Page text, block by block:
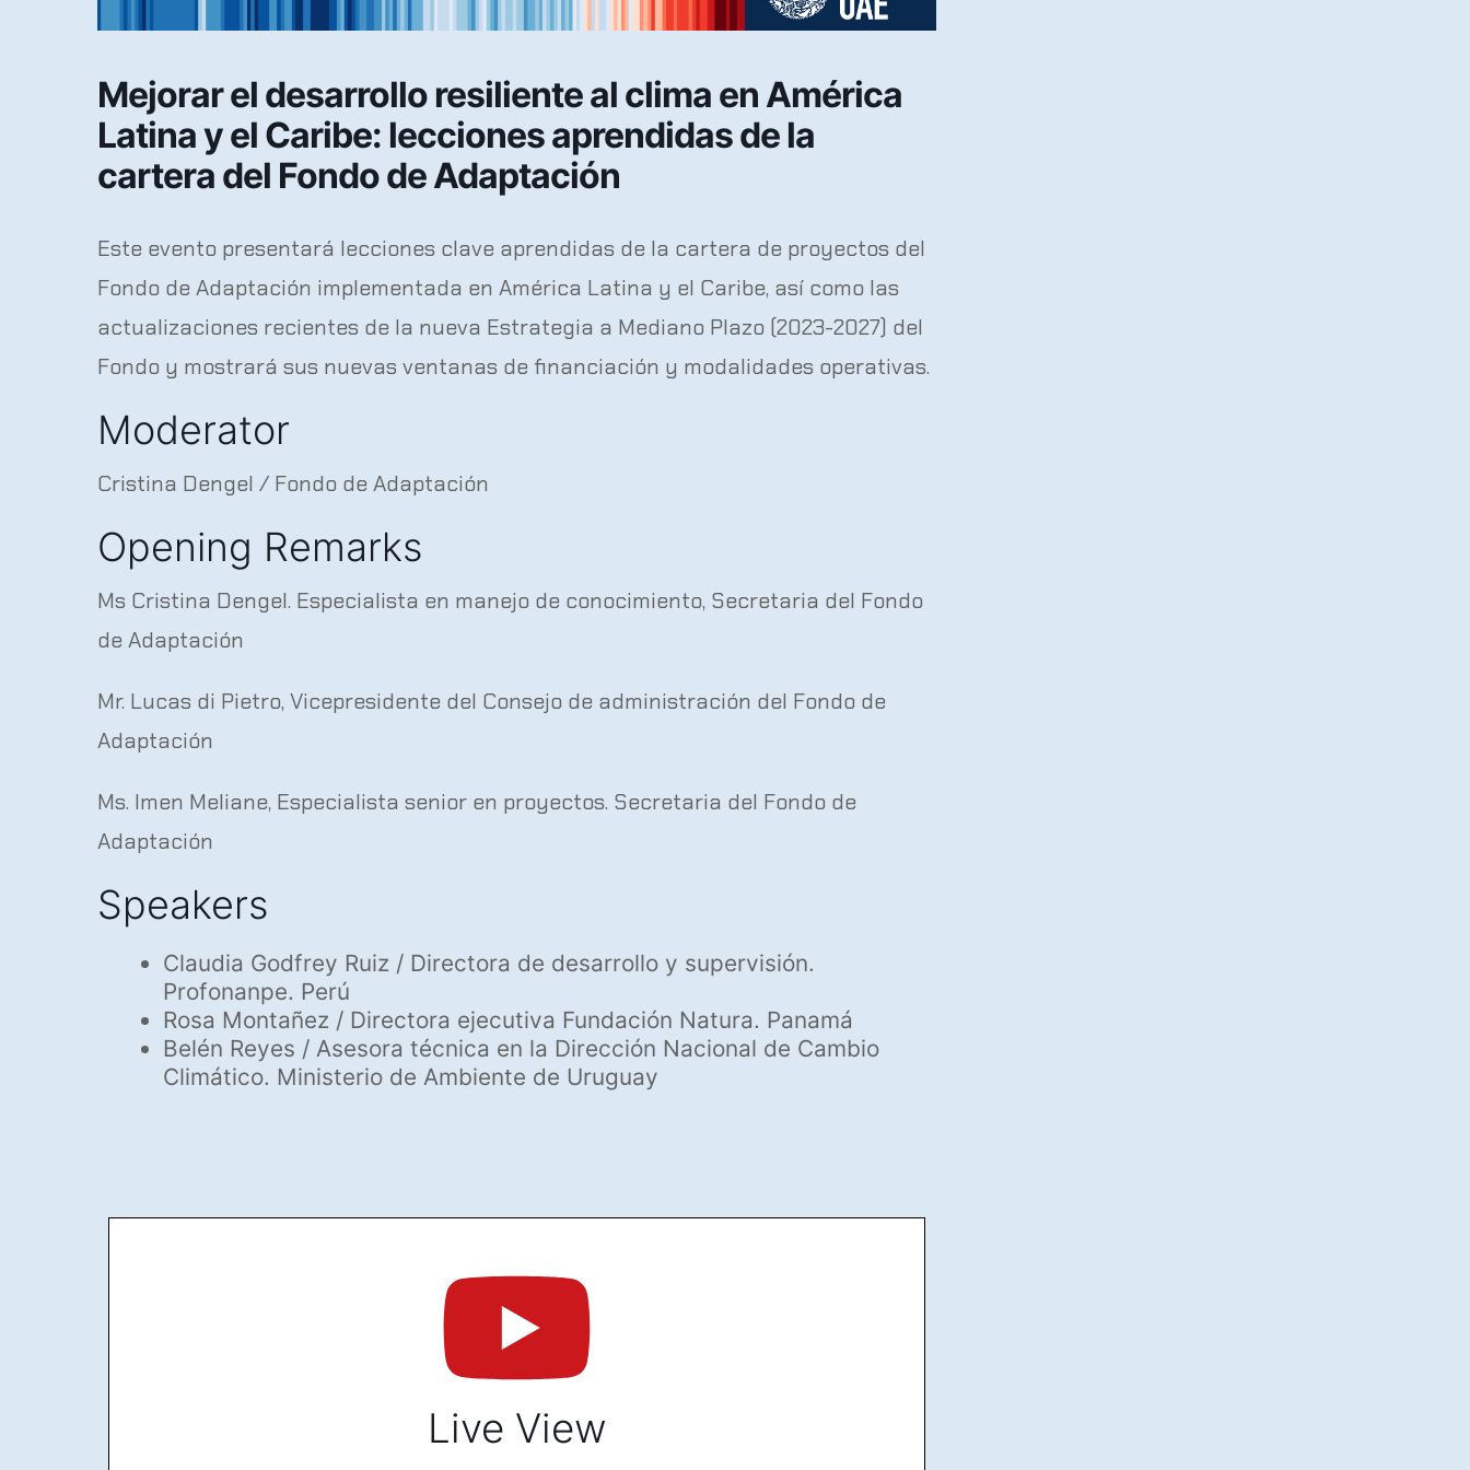
Mejorar el desarrollo resiliente al clima en América
Latina y el Caribe: lecciones aprendidas de la
cartera del Fondo de Adaptación
Este evento presentará lecciones clave aprendidas de la cartera de proyectos del
Fondo de Adaptación implementada en América Latina y el Caribe, así como las
actualizaciones recientes de la nueva Estrategia a Mediano Plazo (2023-2027) del
Fondo y mostrará sus nuevas ventanas de financiación y modalidades operativas.
Moderator
Cristina Dengel / Fondo de Adaptación
Opening Remarks
Ms Cristina Dengel. Especialista en manejo de conocimiento, Secretaria del Fondo
de Adaptación
Mr. Lucas di Pietro, Vicepresidente del Consejo de administración del Fondo de
Adaptación
Ms. Imen Meliane, Especialista senior en proyectos. Secretaria del Fondo de
Adaptación
Speakers
Claudia Godfrey Ruiz / Directora de desarrollo y supervisión.
Profonanpe. Perú
Rosa Montañez / Directora ejecutiva Fundación Natura. Panamá
Belén Reyes / Asesora técnica en la Dirección Nacional de Cambio
Climático. Ministerio de Ambiente de Uruguay
Live View